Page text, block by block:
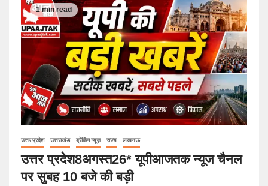
1 min read
उत्तर प्रदेश उत्तराखंड ब्रेकिंग न्यूज़ राज्य लखनऊ
उत्तर प्रदेश8अगस्त26* यूपीआजतक न्यूज चैनल
पर सुबह 10 बजे की बड़ी